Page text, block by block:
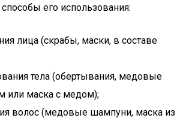
его использования:
лица (скрабы, маски, в составе
тела (обертывания, медовые
или маска с медом);
волос (медовые шампуни, маска из